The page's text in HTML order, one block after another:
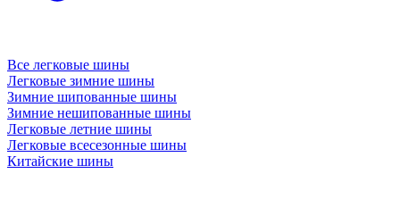
Все легковые шины
Легковые зимние шины
Зимние шипованные шины
Зимние нешипованные шины
Легковые летние шины
Легковые всесезонные шины
Китайские шины